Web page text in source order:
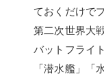
ておくだけで
第二次世界大
バットフライ
「潜水艦」「